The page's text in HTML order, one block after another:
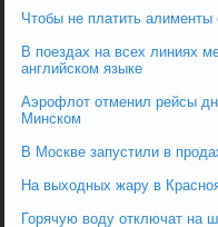
Чтобы не платить
В поездах на всех линиях
английском языке
Аэрофлот отменил рейсы
Минском
В Москве запустили в
На выходных жару в
Горячую воду отключат на